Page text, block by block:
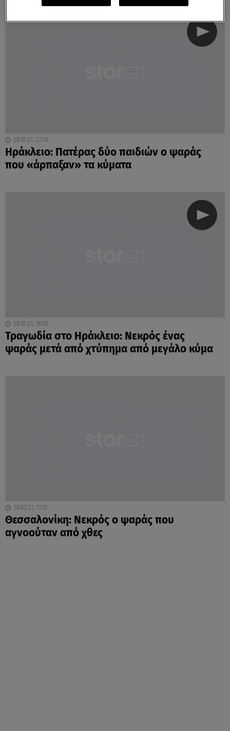
28.10.21, 22:10
Ηράκλειο: Πατέρας δύο παιδιών ο ψαράς
που «άρπαξαν» τα κύματα
28.10.21, 16:50
Τραγωδία στο Ηράκλειο: Νεκρός ένας
ψαράς μετά από χτύπημα από μεγάλο κύμα
19.03.21, 11:15
Θεσσαλονίκη: Νεκρός ο ψαράς που
αγνοούταν από χθες